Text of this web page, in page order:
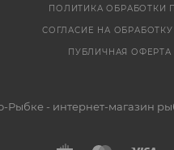
ПОЛИТИКА ОБРАБОТКИ
СОГЛАСИЕ НА
ПУБЛИЧНАЯ ОФЕРТА
Рыбке - интернет-магазин